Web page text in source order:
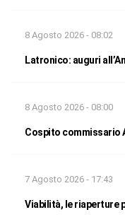
8 Agosto 2026 - 08:02
Latronico: auguri
8 Agosto 2026 - 08:00
Cospito commissario
7 Agosto 2026 - 17:43
Viabilità, le riaperture